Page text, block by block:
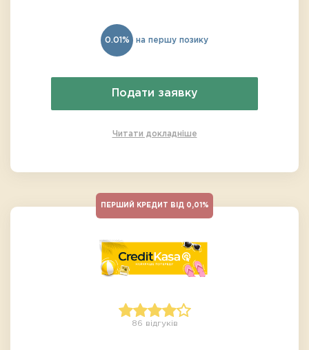
0.01% на першу позику
Подати заявку
Читати докладніше
ПЕРШИЙ КРЕДИТ ВІД 0,01%
86 відгуків